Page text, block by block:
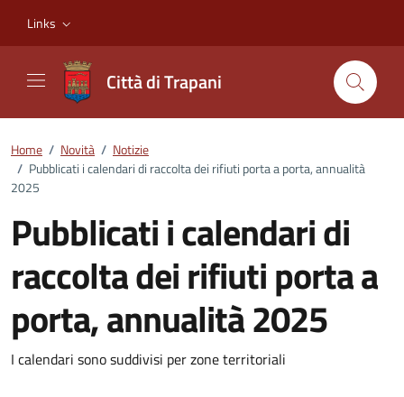
Links
Città di Trapani
Home / Novità / Notizie
/ Pubblicati i calendari di raccolta dei rifiuti porta a porta, annualità
2025
Pubblicati i calendari di
raccolta dei rifiuti porta a
porta, annualità 2025
Dettagli della notizia
I calendari sono suddivisi per zone territoriali